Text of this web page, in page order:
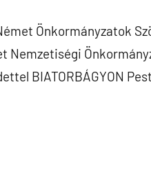
Önkormányzatok
Nemzetiségi
BIATORBÁGYON